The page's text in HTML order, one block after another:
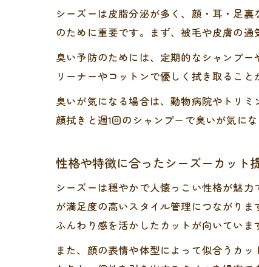
シーズーは皮脂分泌が多く、顔・耳・足
のために重要です。まず、被毛や皮膚の
臭い予防のためには、定期的なシャンプ
リーナーやコットンで優しく拭き取るこ
臭いが気になる場合は、動物病院やトリ
顔拭きと週1回のシャンプーで臭いが気に
性格や特徴に合ったシーズーカット
シーズーは穏やかで人懐っこい性格が魅
が満足度の高いスタイル管理につながり
ふんわり感を活かしたカットが向いていま
また、顔の表情や体型によって似合うカ